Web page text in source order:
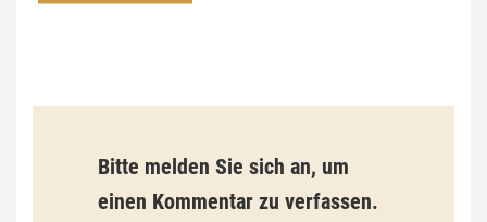
€
i
s
Bitte melden Sie sich an, um
einen Kommentar zu verfassen.